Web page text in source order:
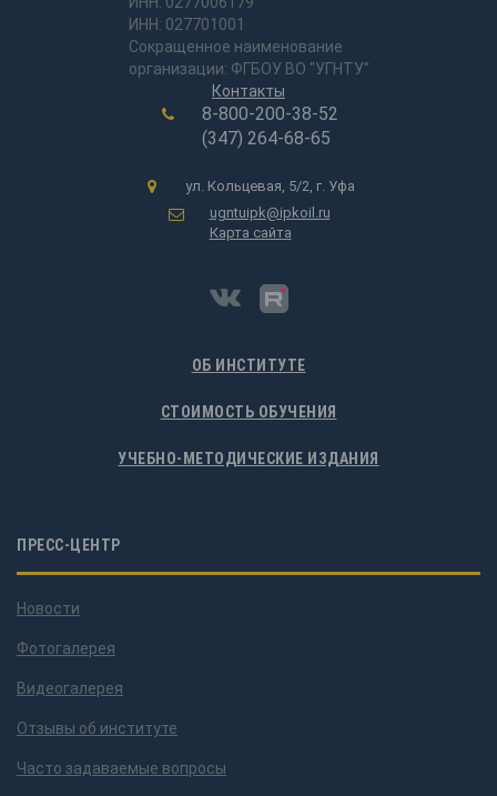
ИНН: 027701001
Сокращенное наименование
организации: ФГБОУ ВО "УГНТУ"
Контакты
8-800-200-38-52
(347) 264-68-65
ул. Кольцевая, 5/2, г. Уфа
ugntuipk@ipkoil.ru
Карта сайта
ОБ ИНСТИТУТЕ
СТОИМОСТЬ ОБУЧЕНИЯ
УЧЕБНО-МЕТОДИЧЕСКИЕ ИЗДАНИЯ
ПРЕСС-ЦЕНТР
Новости
Фотогалерея
Видеогалерея
Отзывы об институте
Часто задаваемые вопросы